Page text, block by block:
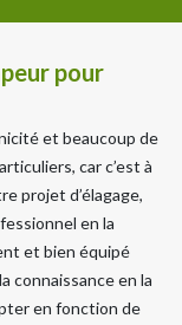
pour
et beaucoup de
car c’est à
projet d’élagage,
en la
et bien équipé
connaissance en la
en fonction de